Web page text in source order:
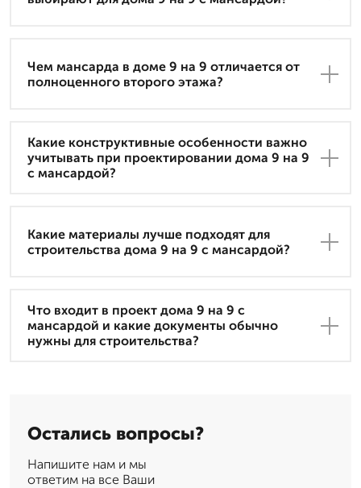
Чем мансарда в доме 9 на 9 отличается от
полноценного второго этажа?
Какие конструктивные особенности важно
учитывать при проектировании дома 9 на 9
с мансардой?
Какие материалы лучше подходят для
строительства дома 9 на 9 с мансардой?
Что входит в проект дома 9 на 9 с
мансардой и какие документы обычно
нужны для строительства?
Остались вопросы?
Напишите нам и мы
ответим на все Ваши